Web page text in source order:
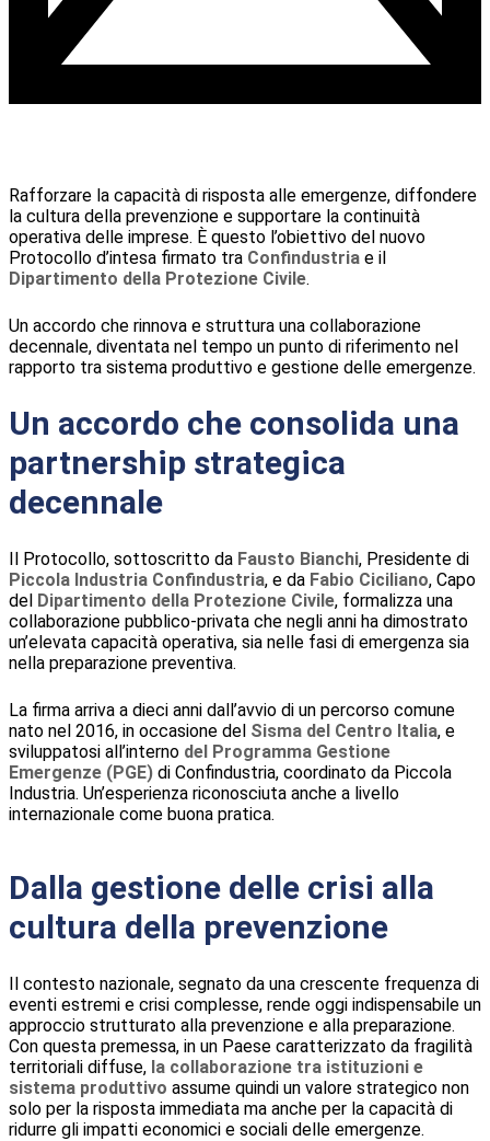
Rafforzare la capacità di risposta alle emergenze, diffondere
la cultura della prevenzione e supportare la continuità
operativa delle imprese. È questo l’obiettivo del nuovo
Protocollo d’intesa firmato tra Confindustria e il
Dipartimento della Protezione Civile.
Un accordo che rinnova e struttura una collaborazione
decennale, diventata nel tempo un punto di riferimento nel
rapporto tra sistema produttivo e gestione delle emergenze.
Un accordo che consolida una
partnership strategica
decennale
Il Protocollo, sottoscritto da Fausto Bianchi, Presidente di
Piccola Industria Confindustria, e da Fabio Ciciliano, Capo
del Dipartimento della Protezione Civile, formalizza una
collaborazione pubblico-privata che negli anni ha dimostrato
un’elevata capacità operativa, sia nelle fasi di emergenza sia
nella preparazione preventiva.
La firma arriva a dieci anni dall’avvio di un percorso comune
nato nel 2016, in occasione del Sisma del Centro Italia, e
sviluppatosi all’interno del Programma Gestione
Emergenze (PGE) di Confindustria, coordinato da Piccola
Industria. Un’esperienza riconosciuta anche a livello
internazionale come buona pratica.
Dalla gestione delle crisi alla
cultura della prevenzione
Il contesto nazionale, segnato da una crescente frequenza di
eventi estremi e crisi complesse, rende oggi indispensabile un
approccio strutturato alla prevenzione e alla preparazione.
Con questa premessa, in un Paese caratterizzato da fragilità
territoriali diffuse, la collaborazione tra istituzioni e
sistema produttivo assume quindi un valore strategico non
solo per la risposta immediata ma anche per la capacità di
ridurre gli impatti economici e sociali delle emergenze.